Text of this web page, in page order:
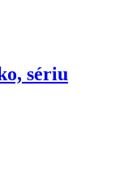
sériu